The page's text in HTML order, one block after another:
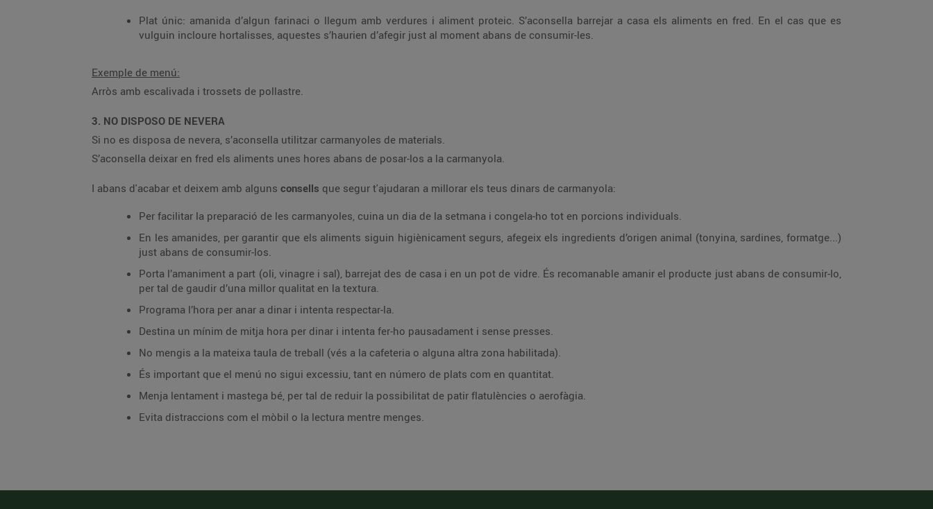
Plat únic: amanida d’algun farinaci o llegum amb verdures i aliment proteic. S’aconsella barrejar a casa els aliments en fred. En el cas que es
vulguin incloure hortalisses, aquestes s’haurien d’afegir just al moment abans de consumir-les.
Exemple de menú:
Arròs amb escalivada i trossets de pollastre.
3. NO DISPOSO DE NEVERA
Si no es disposa de nevera, s’aconsella utilitzar carmanyoles de materials.
S’aconsella deixar en fred els aliments unes hores abans de posar-los a la carmanyola.
I abans d'acabar et deixem amb alguns consells que segur t'ajudaran a millorar els teus dinars de carmanyola:
Per facilitar la preparació de les carmanyoles, cuina un dia de la setmana i congela-ho tot en porcions individuals.
En les amanides, per garantir que els aliments siguin higiènicament segurs, afegeix els ingredients d’origen animal (tonyina, sardines, formatge...)
just abans de consumir-los.
Porta l’amaniment a part (oli, vinagre i sal), barrejat des de casa i en un pot de vidre. És recomanable amanir el producte just abans de consumir-lo,
per tal de gaudir d’una millor qualitat en la textura.
Programa l’hora per anar a dinar i intenta respectar-la.
Destina un mínim de mitja hora per dinar i intenta fer-ho pausadament i sense presses.
No mengis a la mateixa taula de treball (vés a la cafeteria o alguna altra zona habilitada).
És important que el menú no sigui excessiu, tant en número de plats com en quantitat.
Menja lentament i mastega bé, per tal de reduir la possibilitat de patir flatulències o aerofàgia.
Evita distraccions com el mòbil o la lectura mentre menges.